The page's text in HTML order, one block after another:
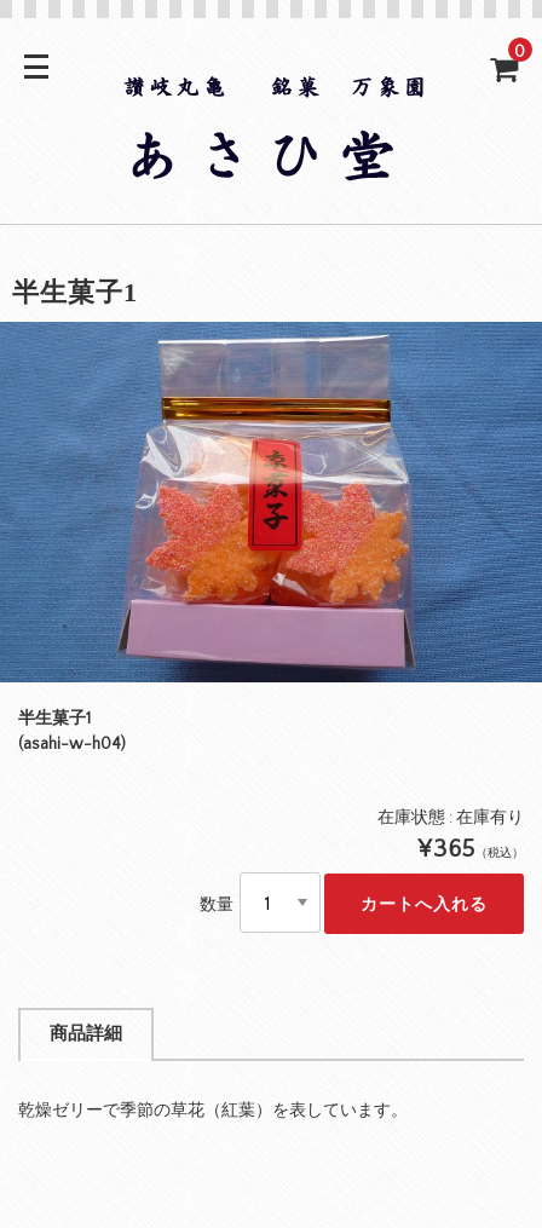
0
半生菓子1
半生菓子1
(asahi-w-h04)
在庫状態 : 在庫有り
¥365 （税込）
数量
商品詳細
乾燥ゼリーで季節の草花（紅葉）を表しています。